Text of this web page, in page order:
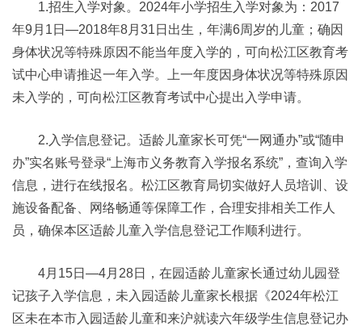
1.招生入学对象。2024年小学招生入学对象为：2017
年9月1日—2018年8月31日出生，年满6周岁的儿童；确因
身体状况等特殊原因不能当年度入学的，可向松江区教育考
试中心申请推迟一年入学。上一年度因身体状况等特殊原因
未入学的，可向松江区教育考试中心提出入学申请。
2.入学信息登记。适龄儿童家长可凭“一网通办”或“随申
办”实名账号登录“上海市义务教育入学报名系统”，查询入学
信息，进行在线报名。松江区教育局切实做好人员培训、设
施设备配备、网络畅通等保障工作，合理安排相关工作人
员，确保本区适龄儿童入学信息登记工作顺利进行。
4月15日—4月28日，在园适龄儿童家长通过幼儿园登
记孩子入学信息，未入园适龄儿童家长根据《2024年松江
区未在本市入园适龄儿童和来沪就读六年级学生信息登记办